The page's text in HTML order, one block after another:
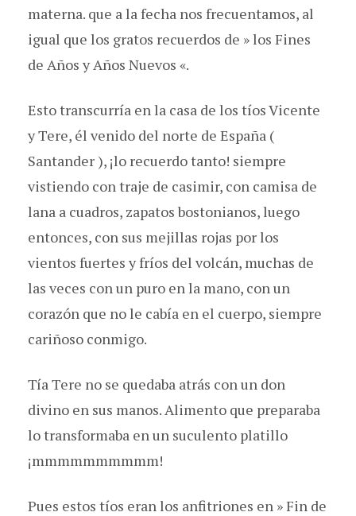
materna. que a la fecha nos frecuentamos, al
igual que los gratos recuerdos de » los Fines
de Años y Años Nuevos «.
Esto transcurría en la casa de los tíos Vicente
y Tere, él venido del norte de España (
Santander ), ¡lo recuerdo tanto! siempre
vistiendo con traje de casimir, con camisa de
lana a cuadros, zapatos bostonianos, luego
entonces, con sus mejillas rojas por los
vientos fuertes y fríos del volcán, muchas de
las veces con un puro en la mano, con un
corazón que no le cabía en el cuerpo, siempre
cariñoso conmigo.
Tía Tere no se quedaba atrás con un don
divino en sus manos. Alimento que preparaba
lo transformaba en un suculento platillo
¡mmmmmmmmmm!
Pues estos tíos eran los anfitriones en » Fin de